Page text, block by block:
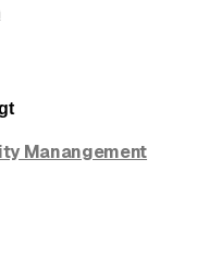
Manangement